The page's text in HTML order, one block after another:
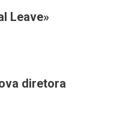
Leave»
diretora